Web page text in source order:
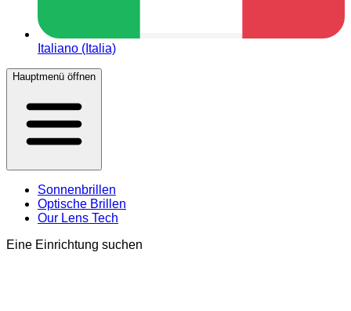
Italiano (Italia)
Hauptmenü öffnen
Sonnenbrillen
Optische Brillen
Our Lens Tech
Eine Einrichtung suchen